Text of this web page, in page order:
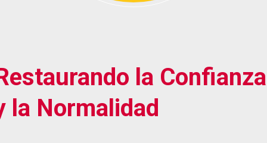
la Confianza
la Normalidad